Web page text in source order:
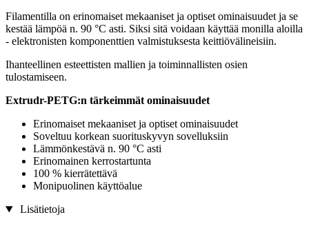
Filamentilla on erinomaiset mekaaniset ja optiset ominaisuudet ja se
kestää lämpöä n. 90 °C asti. Siksi sitä voidaan käyttää monilla aloilla
- elektronisten komponenttien valmistuksesta keittiövälineisiin.
Ihanteellinen esteettisten mallien ja toiminnallisten osien
tulostamiseen.
Extrudr-PETG:n tärkeimmät ominaisuudet
Erinomaiset mekaaniset ja optiset ominaisuudet
Soveltuu korkean suorituskyvyn sovelluksiin
Lämmönkestävä n. 90 °C asti
Erinomainen kerrostartunta
100 % kierrätettävä
Monipuolinen käyttöalue
Lisätietoja